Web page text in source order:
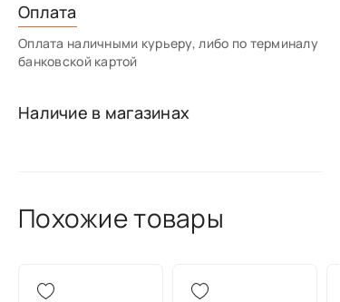
Оплата
Оплата наличными курьеру, либо по терминалу
банковской картой
Наличие в магазинах
Похожие товары